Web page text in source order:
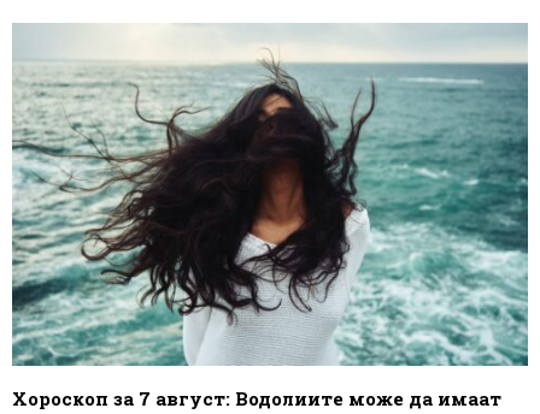
Хороскоп за 7 август: Водолиите може да имаат